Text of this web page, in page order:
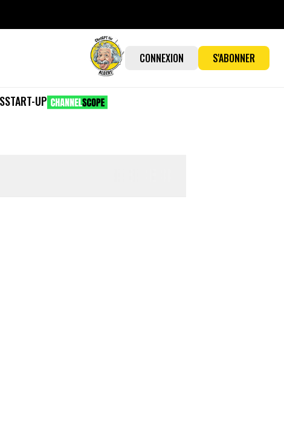
CONNEXION S'ABONNER
START-UP